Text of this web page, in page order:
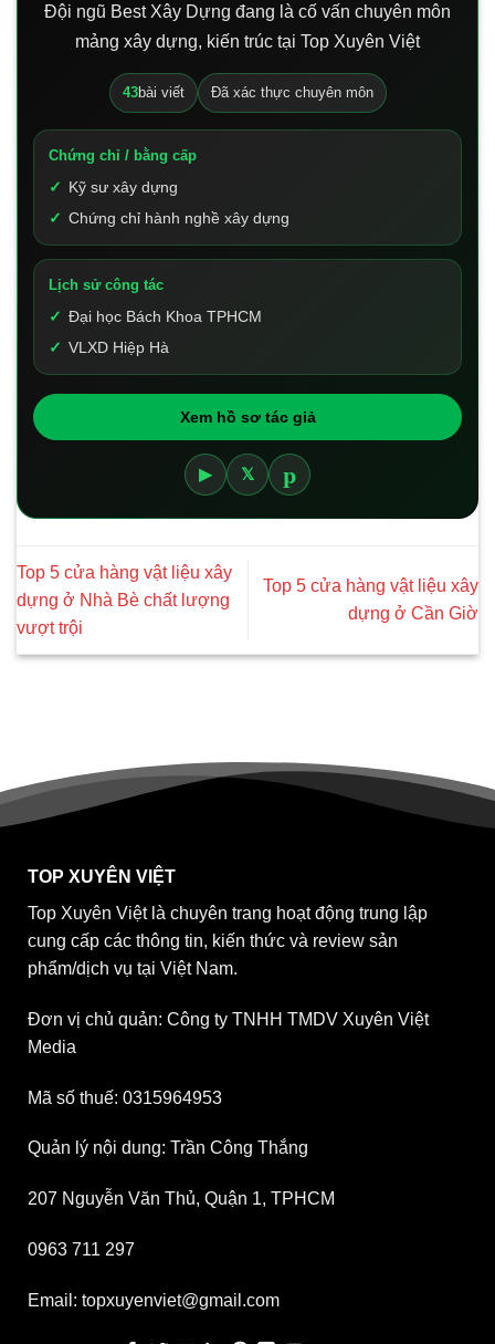
Đội ngũ Best Xây Dựng đang là cố vấn chuyên môn
mảng xây dựng, kiến trúc tại Top Xuyên Việt
43bài viết Đã xác thực chuyên môn
Chứng chỉ / bằng cấp
Kỹ sư xây dựng
Chứng chỉ hành nghề xây dựng
Lịch sử công tác
Đại học Bách Khoa TPHCM
VLXD Hiệp Hà
Xem hồ sơ tác giả
▶ 𝕏 p
Top 5 cửa hàng vật liệu xây
dựng ở Nhà Bè chất lượng
vượt trội
Top 5 cửa hàng vật liệu xây
dựng ở Cần Giờ
TOP XUYÊN VIỆT
Top Xuyên Việt là chuyên trang hoạt động trung lập
cung cấp các thông tin, kiến thức và review sản
phẩm/dịch vụ tại Việt Nam.
Đơn vị chủ quản: Công ty TNHH TMDV Xuyên Việt
Media
Mã số thuế: 0315964953
Quản lý nội dung: Trần Công Thắng
207 Nguyễn Văn Thủ, Quận 1, TPHCM
0963 711 297
Email: topxuyenviet@gmail.com